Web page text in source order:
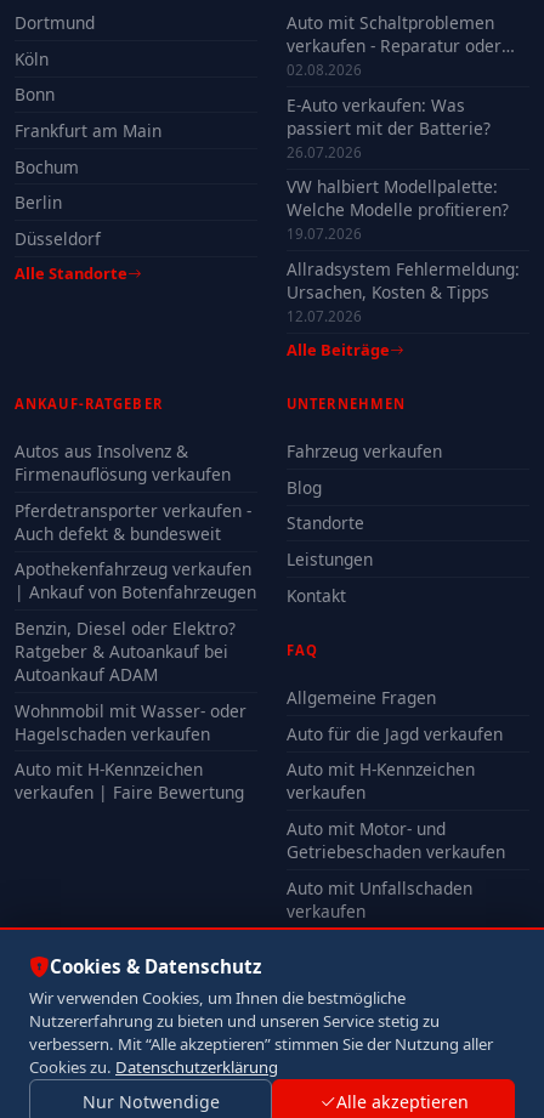
Dortmund
Köln
Bonn
Frankfurt am Main
Bochum
Berlin
Düsseldorf
Alle Standorte
Auto mit Schaltproblemen
verkaufen - Reparatur oder
Verkauf?
02.08.2026
E-Auto verkaufen: Was
passiert mit der Batterie?
26.07.2026
VW halbiert Modellpalette:
Welche Modelle profitieren?
19.07.2026
Allradsystem Fehlermeldung:
Ursachen, Kosten & Tipps
12.07.2026
Alle Beiträge
ANKAUF-RATGEBER
Autos aus Insolvenz &
Firmenauflösung verkaufen
Pferdetransporter verkaufen -
Auch defekt & bundesweit
Apothekenfahrzeug verkaufen
| Ankauf von Botenfahrzeugen
Benzin, Diesel oder Elektro?
Ratgeber & Autoankauf bei
Autoankauf ADAM
Wohnmobil mit Wasser- oder
Hagelschaden verkaufen
Auto mit H-Kennzeichen
verkaufen | Faire Bewertung
UNTERNEHMEN
Fahrzeug verkaufen
Blog
Standorte
Leistungen
Kontakt
FAQ
Allgemeine Fragen
Auto für die Jagd verkaufen
Auto mit H-Kennzeichen
verkaufen
Auto mit Motor- und
Getriebeschaden verkaufen
Auto mit Unfallschaden
verkaufen
© 2026 Autoankauf ADAM. Alle Rechte vorbehalten.
ImpressumDatenschutz
Cookies & Datenschutz
Wir verwenden Cookies, um Ihnen die bestmögliche
Nutzererfahrung zu bieten und unseren Service stetig zu
verbessern. Mit “Alle akzeptieren” stimmen Sie der Nutzung aller
Cookies zu. Datenschutzerklärung
Nur Notwendige Alle akzeptieren